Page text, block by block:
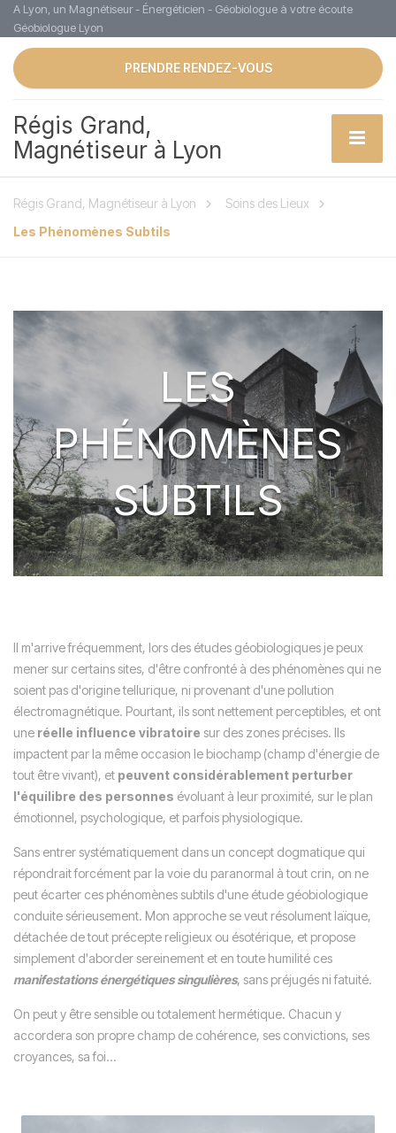
A Lyon, un Magnétiseur - Énergéticien - Géobiologue à votre écoute
Géobiologue Lyon
PRENDRE RENDEZ-VOUS
Régis Grand,
Magnétiseur à Lyon
Régis Grand, Magnétiseur à Lyon
Soins des Lieux
Les Phénomènes Subtils
LES
PHÉNOMÈNES
SUBTILS
Il m'arrive fréquemment, lors des études géobiologiques je peux
mener sur certains sites, d'être confronté à des phénomènes qui ne
soient pas d'origine tellurique, ni provenant d'une pollution
électromagnétique. Pourtant, ils sont nettement perceptibles, et ont
une réelle influence vibratoire sur des zones précises. Ils
impactent par la même occasion le biochamp (champ d'énergie de
tout être vivant), et peuvent considérablement perturber
l'équilibre des personnes évoluant à leur proximité, sur le plan
émotionnel, psychologique, et parfois physiologique.
Sans entrer systématiquement dans un concept dogmatique qui
répondrait forcément par la voie du paranormal à tout crin, on ne
peut écarter ces phénomènes subtils d'une étude géobiologique
conduite sérieusement. Mon approche se veut résolument laïque,
détachée de tout précepte religieux ou ésotérique, et propose
simplement d'aborder sereinement et en toute humilité ces
manifestations énergétiques singulières, sans préjugés ni fatuité.
On peut y être sensible ou totalement hermétique. Chacun y
accordera son propre champ de cohérence, ses convictions, ses
croyances, sa foi...